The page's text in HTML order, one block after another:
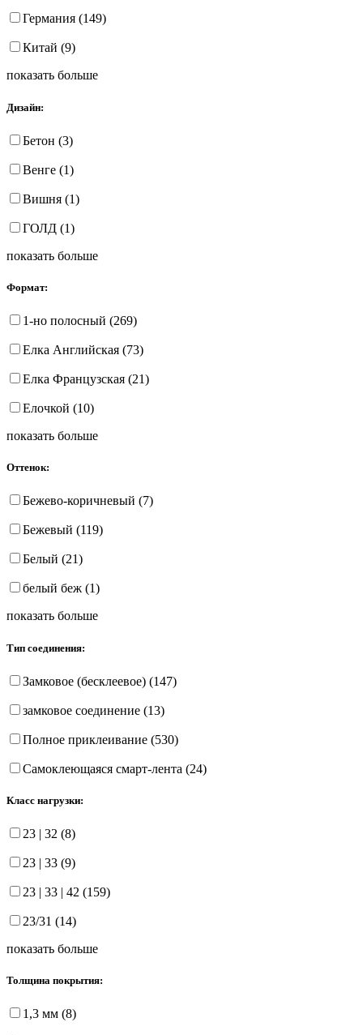
Германия (149)
Китай (9)
показать больше
Дизайн:
Бетон (3)
Венге (1)
Вишня (1)
ГОЛД (1)
показать больше
Формат:
1-но полосный (269)
Елка Английская (73)
Елка Французская (21)
Елочкой (10)
показать больше
Оттенок:
Бежево-коричневый (7)
Бежевый (119)
Белый (21)
белый беж (1)
показать больше
Тип соединения:
Замковое (бесклеевое) (147)
замковое соединение (13)
Полное приклеивание (530)
Самоклеющаяся смарт-лента (24)
Класс нагрузки:
23 | 32 (8)
23 | 33 (9)
23 | 33 | 42 (159)
23/31 (14)
показать больше
Толщина покрытия:
1,3 мм (8)